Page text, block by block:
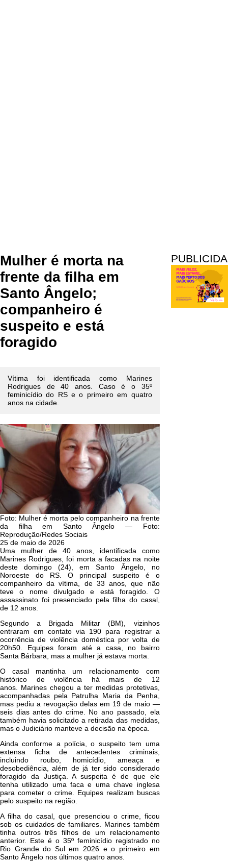
Mulher é morta na
frente da filha em
Santo Ângelo;
companheiro é
suspeito e está
foragido
Vítima foi identificada como Marines
Rodrigues de 40 anos. Caso é o 35º
feminicídio do RS e o primeiro em quatro
anos na cidade.
Foto: Mulher é morta pelo companheiro na frente
da filha em Santo Ângelo — Foto:
Reprodução/Redes Sociais
25 de maio de 2026
Uma mulher de 40 anos, identificada como
Marines Rodrigues, foi morta a facadas na noite
deste domingo (24), em Santo Ângelo, no
Noroeste do RS. O principal suspeito é o
companheiro da vítima, de 33 anos, que não
teve o nome divulgado e está foragido. O
assassinato foi presenciado pela filha do casal,
de 12 anos.
Segundo a Brigada Militar (BM), vizinhos
entraram em contato via 190 para registrar a
ocorrência de violência doméstica por volta de
20h50. Equipes foram até a casa, no bairro
Santa Bárbara, mas a mulher já estava morta.
O casal mantinha um relacionamento com
histórico de violência há mais de 12
anos. Marines chegou a ter medidas protetivas,
acompanhadas pela Patrulha Maria da Penha,
mas pediu a revogação delas em 19 de maio —
seis dias antes do crime. No ano passado, ela
também haviasolicitado a retirada das medidas,
mas o Judiciário manteve a decisão na época.
Ainda conforme a polícia, o suspeito tem uma
extensa ficha de antecedentes criminais,
incluindo roubo, homicídio, ameaça e
desobediência, além de já ter sido considerado
foragido da Justiça. A suspeita é de que ele
tenha utilizado uma faca e uma chave inglesa
para cometer o crime. Equipes realizam buscas
pelo suspeito na região.
A filha do casal, que presenciou o crime, ficou
sob os cuidados de familiares. Marines também
tinha outros três filhos de um relacionamento
anterior. Este é o 35º feminicídio registrado no
Rio Grande do Sul em 2026 e o primeiro em
Santo Ângelo nos últimos quatro anos.